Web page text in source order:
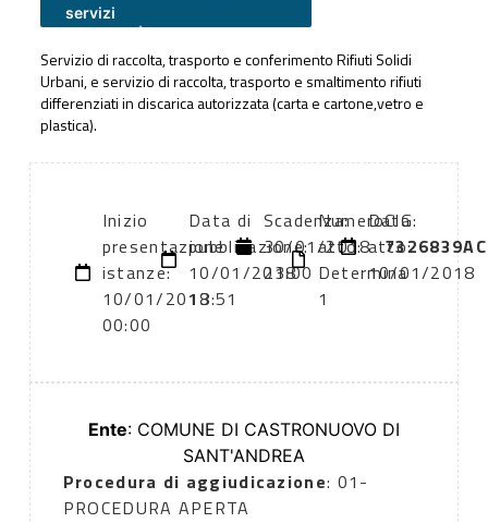
servizi
Servizio di raccolta, trasporto e conferimento Rifiuti Solidi
Urbani, e servizio di raccolta, trasporto e smaltimento rifiuti
differenziati in discarica autorizzata (carta e cartone,vetro e
plastica).
Inizio
presentazione
istanze:
10/01/2018
00:00
Data di
pubblicazione:
10/01/2018
13:51
Scadenza:
30/01/2018
23:00
Numero
atto:
Determina
1
Data
atto:
10/01/2018
CIG:
Ente: COMUNE DI CASTRONUOVO DI
SANT'ANDREA
Procedura di aggiudicazione: 01-
PROCEDURA APERTA